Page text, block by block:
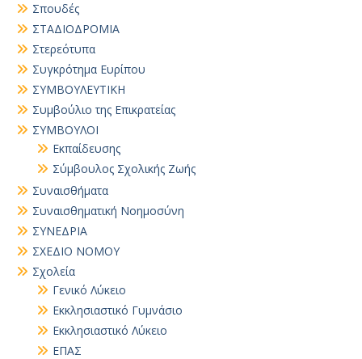
Σπουδές
ΣΤΑΔΙΟΔΡΟΜΙΑ
Στερεότυπα
Συγκρότημα Ευρίπου
ΣΥΜΒΟΥΛΕΥΤΙΚΗ
Συμβούλιο της Επικρατείας
ΣΥΜΒΟΥΛΟΙ
Εκπαίδευσης
Σύμβουλος Σχολικής Ζωής
Συναισθήματα
Συναισθηματική Νοημοσύνη
ΣΥΝΕΔΡΙΑ
ΣΧΕΔΙΟ ΝΟΜΟΥ
Σχολεία
Γενικό Λύκειο
Εκκλησιαστικό Γυμνάσιο
Εκκλησιαστικό Λύκειο
ΕΠΑΣ